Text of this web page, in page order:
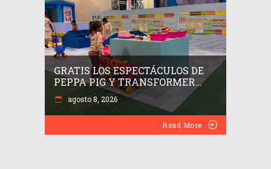
GRATIS LOS ESPECTÁCULOS DE
PEPPA PIG Y TRANSFORMER...
agosto 8, 2026
Read More